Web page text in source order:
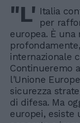
"L' Italia
per
europea. È
internazionale
Continueremo
l'Unione
sicurezza
di difesa. Ma
europei, esiste